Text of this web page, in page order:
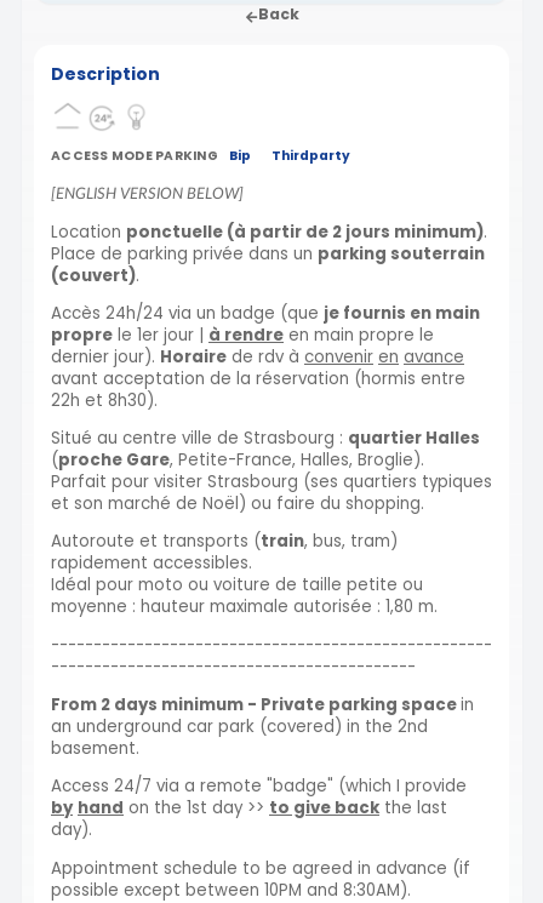
Back
Description
ACCESS MODE PARKING Bip Thirdparty
[ENGLISH VERSION BELOW]
Location ponctuelle (à partir de 2 jours minimum).
Place de parking privée dans un parking souterrain
(couvert).
Accès 24h/24 via un badge (que je fournis en main
propre le 1er jour | à rendre en main propre le
dernier jour). Horaire de rdv à convenir en avance
avant acceptation de la réservation (hormis entre
22h et 8h30).
Situé au centre ville de Strasbourg : quartier Halles
(proche Gare, Petite-France, Halles, Broglie).
Parfait pour visiter Strasbourg (ses quartiers typiques
et son marché de Noël) ou faire du shopping.
Autoroute et transports (train, bus, tram)
rapidement accessibles.
Idéal pour moto ou voiture de taille petite ou
moyenne : hauteur maximale autorisée : 1,80 m.
----------------------------------------------------
-------------------------------------------
From 2 days minimum - Private parking spacein
an underground car park (covered) in the 2nd
basement.
Access 24/7 via a remote "badge" (which I provide
by hand on the 1st day >> to give back the last
day).
Appointment schedule to be agreed in advance (if
possible except between 10PM and 8:30AM).